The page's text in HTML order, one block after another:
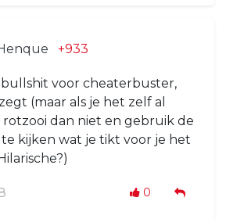
+933
voor cheaterbuster,
(maar als je het zelf al
rotzooi dan niet en gebruik de
kijken wat je tikt voor je het
0